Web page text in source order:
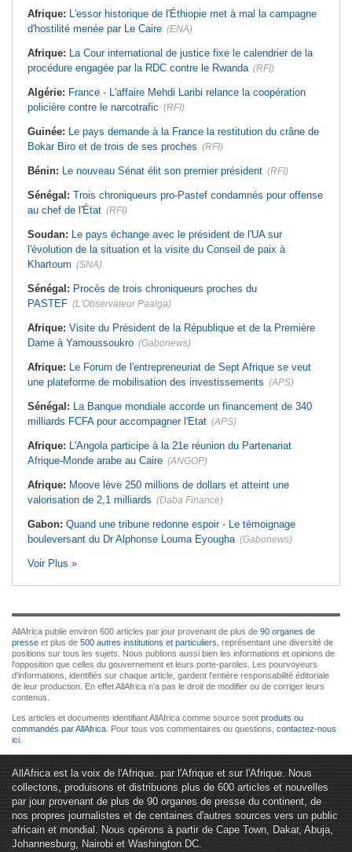
Afrique: L'essor historique de l'Éthiopie met à mal la campagne
d'hostilité menée par Le Caire (ENA)
Afrique: La Cour international de justice fixe le calendrier de la
procédure engagée par la RDC contre le Rwanda (RFI)
Algérie: France - L'affaire Mehdi Laribi relance la coopération
policière contre le narcotrafic (RFI)
Guinée: Le pays demande à la France la restitution du crâne de
Bokar Biro et de trois de ses proches (RFI)
Bénin: Le nouveau Sénat élit son premier président (RFI)
Sénégal: Trois chroniqueurs pro-Pastef condamnés pour offense
au chef de l'État (RFI)
Soudan: Le pays échange avec le président de l'UA sur
l'évolution de la situation et la visite du Conseil de paix à
Khartoum (SNA)
Sénégal: Procès de trois chroniqueurs proches du
PASTEF (L'Observateur Paalga)
Afrique: Visite du Président de la République et de la Première
Dame à Yamoussoukro (Gabonews)
Afrique: Le Forum de l'entrepreneuriat de Sept Afrique se veut
une plateforme de mobilisation des investissements (APS)
Sénégal: La Banque mondiale accorde un financement de 340
milliards FCFA pour accompagner l'Etat (APS)
Afrique: L'Angola participe à la 21e réunion du Partenariat
Afrique-Monde arabe au Caire (ANGOP)
Afrique: Moove lève 250 millions de dollars et atteint une
valorisation de 2,1 milliards (Daba Finance)
Gabon: Quand une tribune redonne espoir - Le témoignage
bouleversant du Dr Alphonse Louma Eyougha (Gabonews)
Voir Plus »
AllAfrica publie environ 600 articles par jour provenant de plus de 90 organes de
presse et plus de 500 autres institutions et particuliers , représentant une diversité de
positions sur tous les sujets. Nous publions aussi bien les informations et opinions de
l'opposition que celles du gouvernement et leurs porte-paroles. Les pourvoyeurs
d'informations, identifiés sur chaque article, gardent l'entière responsabilité éditoriale
de leur production. En effet AllAfrica n'a pas le droit de modifier ou de corriger leurs
contenus.
Les articles et documents identifiant AllAfrica comme source sont produits ou
commandés par AllAfrica . Pour tous vos commentaires ou questions, contactez-nous
ici
AllAfrica est la voix de l'Afrique. par l'Afrique et sur l'Afrique. Nous
collectons, produisons et distribuons plus de 600 articles et nouvelles
par jour provenant de plus de 90 organes de presse du continent, de
nos propres journalistes et de centaines d'autres sources vers un public
africain et mondial. Nous opérons à partir de Cape Town, Dakar, Abuja,
Johannesburg, Nairobi et Washington DC.